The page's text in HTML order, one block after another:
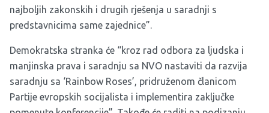
najboljih zakonskih i drugih rješenja u saradnji s
predstavnicima same zajednice”.
Demokratska stranka će “kroz rad odbora za ljudska i
manjinska prava i saradnju sa NVO nastaviti da razvija
saradnju sa ‘Rainbow Roses’, pridruženom članicom
Partije evropskih socijalista i implementira zaključke